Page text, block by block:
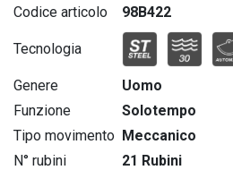
Codice articolo 98B422
Tecnologia
Genere
Uomo
Funzione
Solotempo
Tipo movimento Meccanico
N° rubini
21 Rubini